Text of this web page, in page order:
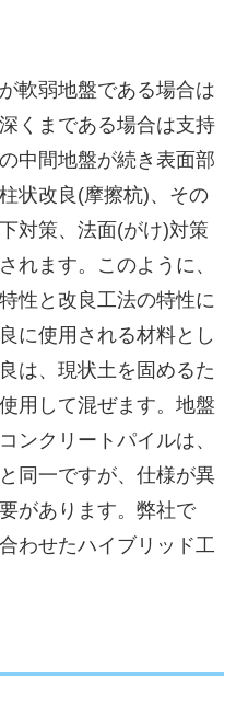
軟弱地盤である場合は
くまである場合は支持
中間地盤が続き表面部
状改良(摩擦杭)、その
対策、法面(がけ)対策
れます。このように、
性と改良工法の特性に
に使用される材料とし
は、現状土を固めるた
用して混ぜます。地盤
ンクリートパイルは、
同一ですが、仕様が異
があります。弊社で
わせたハイブリッド工